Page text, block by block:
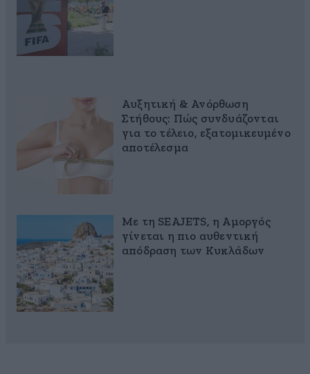
Αυξητική & Ανόρθωση
Στήθους: Πώς συνδυάζονται
για το τέλειο, εξατομικευμένο
αποτέλεσμα
Με τη SEAJETS, η Αμοργός
γίνεται η πιο αυθεντική
απόδραση των Κυκλάδων